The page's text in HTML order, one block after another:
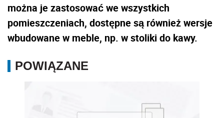
można je zastosować we wszystkich
pomieszczeniach, dostępne są również wersje
wbudowane w meble, np. w stoliki do kawy.
POWIĄZANE